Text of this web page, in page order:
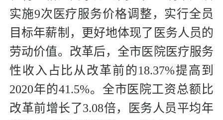
实施9次医疗服务价格调整，实行全员
目标年薪制，更好地体现了医务人员的
劳动价值。改革后，全市医院医疗服务
性收入占比从改革前的18.37%提高到
2020年的41.5%。全市医院工资总额比
改革前增长了3.08倍，医务人员平均年